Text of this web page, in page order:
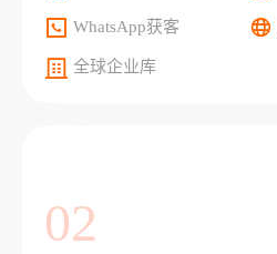
WhatsApp获客
全球企业库
02